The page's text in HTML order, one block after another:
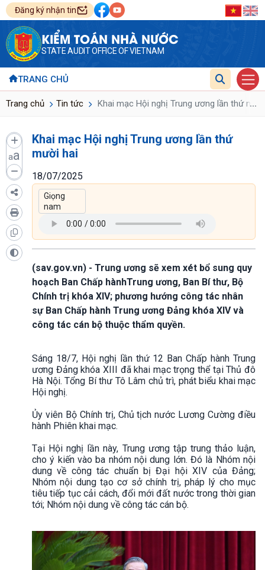
Đăng ký nhận tin
KIỂM TOÁN NHÀ NƯỚC
STATE AUDIT OFFICE OF VIETNAM
TRANG CHỦ
Trang chủ Tin tức Khai mạc Hội nghị Trung ương lần thứ ...
aa
Khai mạc Hội nghị Trung ương lần thứ
mười hai
18/07/2025
(sav.gov.vn) - Trung ương sẽ xem xét bổ sung quy
hoạch Ban Chấp hànhTrung ương, Ban Bí thư, Bộ
Chính trị khóa XIV; phương hướng công tác nhân
sự Ban Chấp hành Trung ương Đảng khóa XIV và
công tác cán bộ thuộc thẩm quyền.
Sáng 18/7, Hội nghị lần thứ 12 Ban Chấp hành Trung
ương Đảng khóa XIII đã khai mạc trọng thể tại Thủ đô
Hà Nội. Tổng Bí thư Tô Lâm chủ trì, phát biểu khai mạc
Hội nghị.
Ủy viên Bộ Chính trị, Chủ tịch nước Lương Cường điều
hành Phiên khai mạc.
Tại Hội nghị lần này, Trung ương tập trung thảo luận,
cho ý kiến vào ba nhóm nội dung lớn. Đó là Nhóm nội
dung về công tác chuẩn bị Đại hội XIV của Đảng;
Nhóm nội dung tạo cơ sở chính trị, pháp lý cho mục
tiêu tiếp tục cải cách, đổi mới đất nước trong thời gian
tới; Nhóm nội dung về công tác cán bộ.